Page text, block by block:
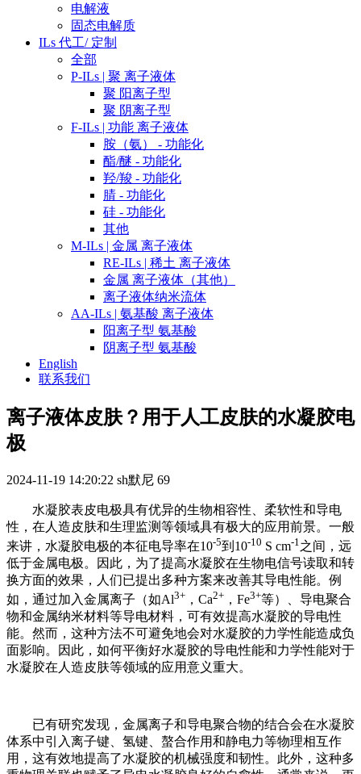
电解液
固态电解质
ILs 代工/ 定制
全部
P-ILs | 聚 离子液体
聚 阳离子型
聚 阴离子型
F-ILs | 功能 离子液体
胺（氨） - 功能化
酯/醚 - 功能化
羟/羧 - 功能化
腈 - 功能化
硅 - 功能化
其他
M-ILs | 金属 离子液体
RE-ILs | 稀土 离子液体
金属 离子液体（其他）
离子液体纳米流体
AA-ILs | 氨基酸 离子液体
阳离子型 氨基酸
阴离子型 氨基酸
English
联系我们
离子液体皮肤？用于人工皮肤的水凝胶电
极
2024-11-19 14:20:22 sh默尼 69
水凝胶表皮电极具有优异的生物相容性、柔软性和导电
性，在人造皮肤和生理监测等领域具有极大的应用前景。一般
来讲，水凝胶电极的本征电导率在10-5到 10-10 S cm-1 之间，远
低于金属电极。因此，为了提高水凝胶在生物电信号读取和转
换方面的效果，人们已提出多种方案来改善其导电性能。例
如，通过加入金属离子（如Al3+ ， Ca2+ ， Fe3+等）、 导电聚合
物和金属纳米材料等导电材料，可有效提高水凝胶的导电性
能。然而，这种方法不可避免地会对水凝胶的力学性能造成负
面影响。因此，如何平衡好水凝胶的导电性能和力学性能对于
水凝胶在人造皮肤等领域的应用意义重大。
已有研究发现，金属离子和导电聚合物的结合会在水凝胶
体系中引入离子键、氢键、螯合作用和静电力等物理相互作
用，这有效地提高了水凝胶的机械强度和韧性。此外，这种多